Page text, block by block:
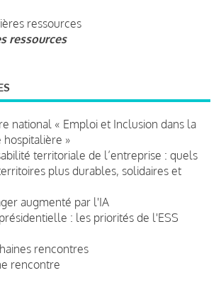
ressources
ressources
national « Emploi et Inclusion dans la
»
territoriale de l’entreprise : quels
plus durables, solidaires et
augmenté par l'IA
: les priorités de l'ESS
rencontres
rencontre